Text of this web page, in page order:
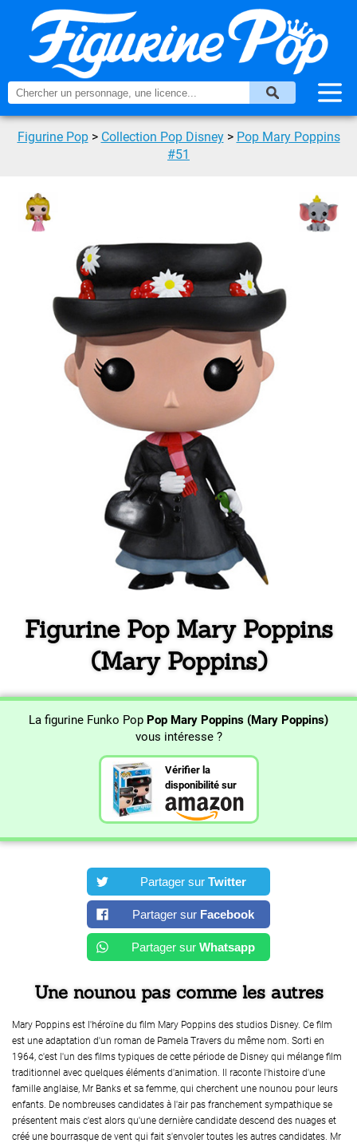
Figurine Pop > Collection Pop Disney > Pop Mary Poppins
#51
Figurine Pop Mary Poppins
(Mary Poppins)
La figurine Funko Pop Pop Mary Poppins (Mary Poppins)
vous intéresse ?
Vérifier la
disponibilité sur
Partager sur Twitter
Partager sur Facebook
Partager sur Whatsapp
Une nounou pas comme les autres
Mary Poppins est l'héroïne du film Mary Poppins des studios Disney. Ce film
est une adaptation d'un roman de Pamela Travers du même nom. Sorti en
1964, c'est l'un des films typiques de cette période de Disney qui mélange film
traditionnel avec quelques éléments d'animation. Il raconte l'histoire d'une
famille anglaise, Mr Banks et sa femme, qui cherchent une nounou pour leurs
enfants. De nombreuses candidates à l'air pas franchement sympathique se
présentent mais c'est alors qu'une dernière candidate descend des nuages et
créé une bourrasque de vent qui fait s'envoler toutes les autres candidates. Mr